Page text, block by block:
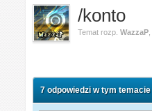
/konto
Temat rozp.WazzaP
7 odpowiedzi w tym temacie